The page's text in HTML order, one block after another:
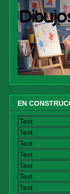
EN
Text
Text
Text
Text
Text
Text
Text